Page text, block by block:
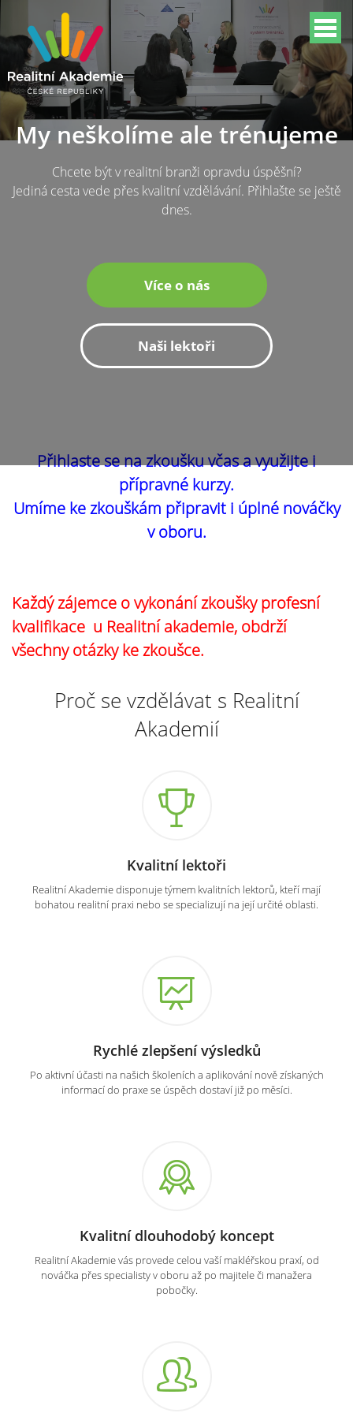
My neškolíme ale trénujeme
Chcete být v realitní branži opravdu úspěšní?
Jediná cesta vede přes kvalitní vzdělávání. Přihlašte se ještě
dnes.
Více o nás
Naši lektoři
Přihlaste se na zkoušku včas a využijte i
přípravné kurzy.
Umíme ke zkouškám připravit i úplné nováčky
v oboru.
Každý zájemce o vykonání zkoušky profesní
kvalifikace u Realitní akademie, obdrží
všechny otázky ke zkoušce.
Proč se vzdělávat s Realitní
Akademií
Kvalitní lektoři
Realitní Akademie disponuje týmem kvalitních lektorů, kteří mají
bohatou realitní praxi nebo se specializují na její určité oblasti.
Rychlé zlepšení výsledků
Po aktivní účasti na našich školeních a aplikování nově získaných
informací do praxe se úspěch dostaví již po měsíci.
Kvalitní dlouhodobý koncept
Realitní Akademie vás provede celou vaší makléřskou praxí, od
nováčka přes specialisty v oboru až po majitele či manažera
pobočky.